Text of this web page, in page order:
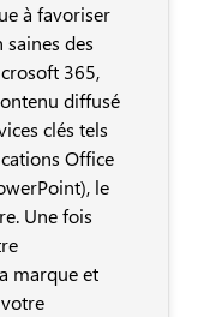
à favoriser
des
365,
diffusé
clés tels
Office
le
Une fois
marque et